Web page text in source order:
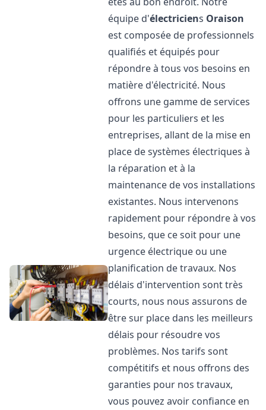
équipe d'électriciens Oraison
est composée de professionnels
qualifiés et équipés pour
répondre à tous vos besoins en
matière d'électricité. Nous
offrons une gamme de services
pour les particuliers et les
entreprises, allant de la mise en
place de systèmes électriques à
la réparation et à la
maintenance de vos installations
existantes. Nous intervenons
rapidement pour répondre à vos
besoins, que ce soit pour une
urgence électrique ou une
planification de travaux. Nos
délais d'intervention sont très
courts, nous nous assurons de
être sur place dans les meilleurs
délais pour résoudre vos
problèmes. Nos tarifs sont
compétitifs et nous offrons des
garanties pour nos travaux,
vous pouvez avoir confiance en